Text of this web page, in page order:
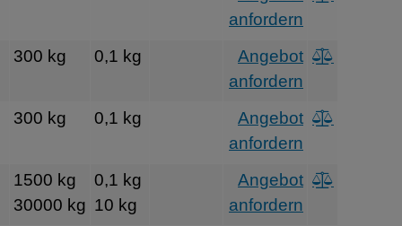
anfordern
300 kg 0,1 kg
Angebot
anfordern
300 kg 0,1 kg
Angebot
anfordern
1500 kg
30000 kg
0,1 kg
10 kg
Angebot
anfordern